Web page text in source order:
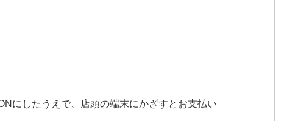
にしたうえで、店頭の端末にかざすとお支払い